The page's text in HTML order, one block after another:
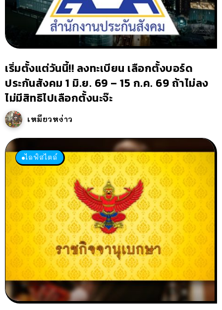
เริ่มตั้งแต่วันนี้!! ลงทะเบียน เลือกตั้งบอร์ด
ประกันสังคม 1 มิ.ย. 69 – 15 ก.ค. 69 ถ้าไม่ลง
ไม่มีสิทธิไปเลือกตั้งนะจ๊ะ
เหมียวหง่าว
ไลฟ์สไตล์